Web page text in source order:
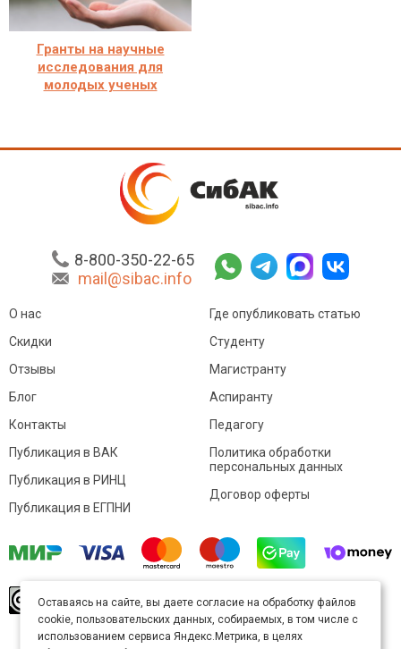
Гранты на научные
исследования для
молодых ученых
8-800-350-22-65
mail@sibac.info
О нас
Скидки
Отзывы
Блог
Контакты
Где опубликовать статью
Студенту
Магистранту
Аспиранту
Педагогу
Публикация в ВАК
Публикация в РИНЦ
Публикация в ЕГПНИ
Политика обработки
персональных данных
Договор оферты
произведение доступно полицензии Creative
Commons «Attribution» («Атрибуция») 4.0
Непортированная.
Оставаясь на сайте, вы даете согласие на обработку файлов
cookie, пользовательских данных, собираемых, в том числе с
использованием сервиса Яндекс.Метрика, в целях